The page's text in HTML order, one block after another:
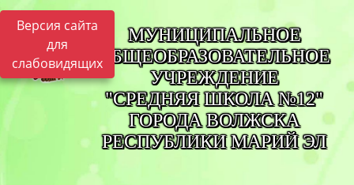
Версия сайта
для
слабовидящих
МУНИЦИПАЛЬНОЕ
ОБЩЕОБРАЗОВАТЕЛЬНОЕ
УЧРЕЖДЕНИЕ
"СРЕДНЯЯ ШКОЛА №12"
ГОРОДА ВОЛЖСКА
РЕСПУБЛИКИ МАРИЙ ЭЛ